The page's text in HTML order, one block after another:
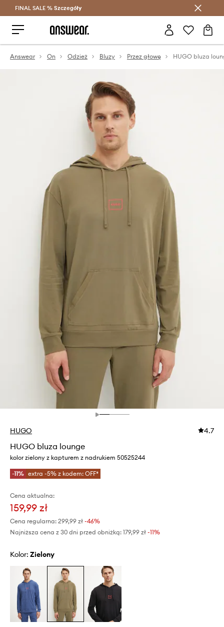
Oszczędzaj z Answear Club >
FINAL SALE % Szczegóły
Answear On Odzież Bluzy Przez głowę HUGO bluza
HUGO 4.7
HUGO bluza lounge
kolor zielony z kapturem z nadrukiem 50525244
-11% extra -5% z kodem: OFF*
Cena aktualna:
159,99 zł
Cena regularna: 299,99 zł -46%
Najniższa cena z 30 dni przed obniżką: 179,99 zł -11%
Kolor: zielony